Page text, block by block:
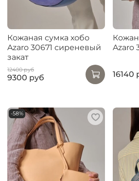
Кожаная сумка хобо
Azaro 30671 сиреневый
закат
12400 руб
9300 руб
Azaro
16140
-58%